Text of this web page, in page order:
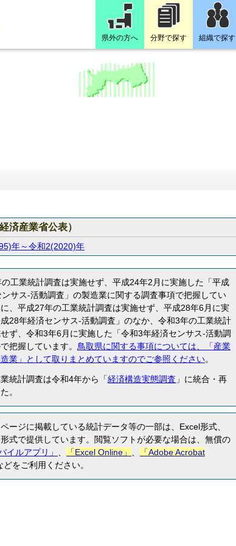
県外の方へ 分野で探す 組織で探す
済産業省公表）
年～令和2(2020)年
工業統計調査は実施せず、平成24年2月に実施した「平成
サス-活動調査」の製造業に関する調査事項で把握してい
、平成27年の工業統計調査は実施せず、平成28年6月に実
28年経済センサス-活動調査」のなか、令和3年の工業統計
ず、令和3年6月に実施した「令和3年経済センサス-活動調
把握しています。 鳥取県に関する事項については、「産業
業」として取りまとめていますのでご参照ください。
統計調査は令和4年から「経済構造実態調査 」に統合・再
。
ージに掲載している統計データ等の一部は、Excel形式、
式で提供しています。閲覧ソフトが必要な場合は、無償の
イルアプリ」
「Excel Online」
「Adobe Acrobat
どをご利用ください。